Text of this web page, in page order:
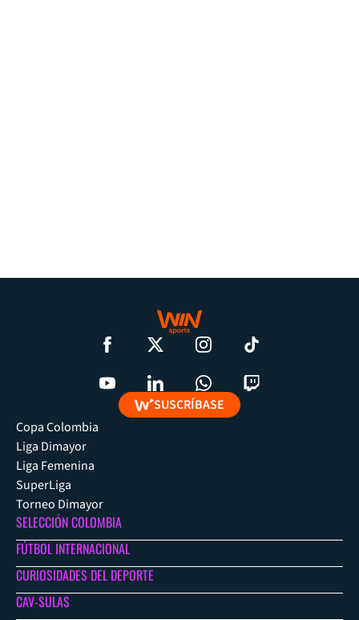
SUSCRÍBASE
Copa Colombia
Liga Dimayor
Liga Femenina
SuperLiga
Torneo Dimayor
SELECCIÓN COLOMBIA
FÚTBOL INTERNACIONAL
CURIOSIDADES DEL DEPORTE
CAV-SULAS